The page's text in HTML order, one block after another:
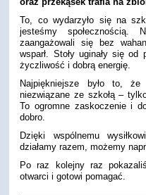
To, co wydarzyło się na
jesteśmy społecznością.
zaangażowali się bez
wsparł. Stoły uginały się
życzliwość i dobrą energię.
Najpiękniejsze było to,
niezwiązane ze szkołą –
To ogromne zaskoczenie i
dobro.
Dzięki wspólnemu
działamy razem, możemy
Po raz kolejny raz
otwarci i gotowi pomagać.